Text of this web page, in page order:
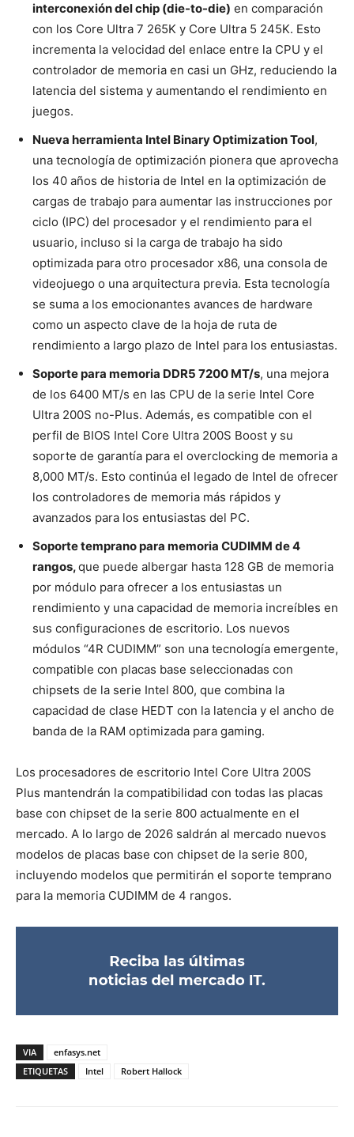
interconexión del chip (die-to-die) en comparación
con los Core Ultra 7 265K y Core Ultra 5 245K. Esto
incrementa la velocidad del enlace entre la CPU y el
controlador de memoria en casi un GHz, reduciendo la
latencia del sistema y aumentando el rendimiento en
juegos.
Nueva herramienta Intel Binary Optimization Tool,
una tecnología de optimización pionera que aprovecha
los 40 años de historia de Intel en la optimización de
cargas de trabajo para aumentar las instrucciones por
ciclo (IPC) del procesador y el rendimiento para el
usuario, incluso si la carga de trabajo ha sido
optimizada para otro procesador x86, una consola de
videojuego o una arquitectura previa. Esta tecnología
se suma a los emocionantes avances de hardware
como un aspecto clave de la hoja de ruta de
rendimiento a largo plazo de Intel para los entusiastas.
Soporte para memoria DDR5 7200 MT/s, una mejora
de los 6400 MT/s en las CPU de la serie Intel Core
Ultra 200S no-Plus. Además, es compatible con el
perfil de BIOS Intel Core Ultra 200S Boost y su
soporte de garantía para el overclocking de memoria a
8,000 MT/s. Esto continúa el legado de Intel de ofrecer
los controladores de memoria más rápidos y
avanzados para los entusiastas del PC.
Soporte temprano para memoria CUDIMM de 4
rangos,que puede albergar hasta 128 GB de memoria
por módulo para ofrecer a los entusiastas un
rendimiento y una capacidad de memoria increíbles en
sus configuraciones de escritorio. Los nuevos
módulos “4R CUDIMM” son una tecnología emergente,
compatible con placas base seleccionadas con
chipsets de la serie Intel 800, que combina la
capacidad de clase HEDT con la latencia y el ancho de
banda de la RAM optimizada para gaming.
Los procesadores de escritorio Intel Core Ultra 200S
Plus mantendrán la compatibilidad con todas las placas
base con chipset de la serie 800 actualmente en el
mercado. A lo largo de 2026 saldrán al mercado nuevos
modelos de placas base con chipset de la serie 800,
incluyendo modelos que permitirán el soporte temprano
para la memoria CUDIMM de 4 rangos.
VIA
enfasys.net
ETIQUETAS
Intel Robert Hallock